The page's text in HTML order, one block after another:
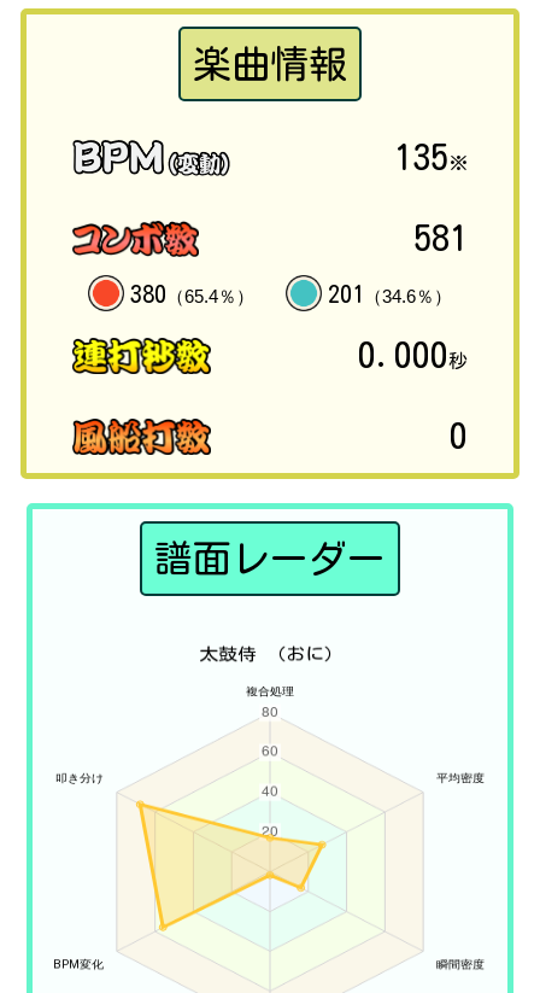
楽曲情報
135※
581
380 （65.4％） 201 （34.6％）
0.000秒
0
譜面レーダー